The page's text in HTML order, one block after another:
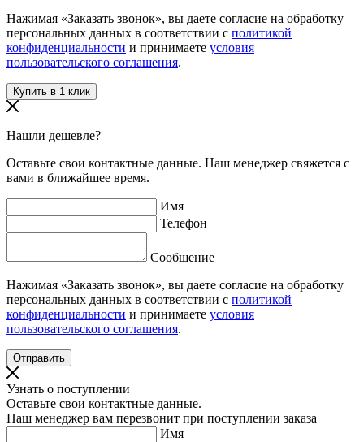
Нажимая «Заказать звонок», вы даете согласие на обработку
персональных данных в соответствии с политикой
конфиденциальности и принимаете условия
пользовательского соглашения.
Нашли дешевле?
Оставьте свои контактные данные. Наш менеджер свяжется с
вами в ближайшее время.
Имя
Телефон
Сообщение
Нажимая «Заказать звонок», вы даете согласие на обработку
персональных данных в соответствии с политикой
конфиденциальности и принимаете условия
пользовательского соглашения.
Узнать о поступлении
Оставьте свои контактные данные.
Наш менеджер вам перезвонит при поступлении заказа
Имя